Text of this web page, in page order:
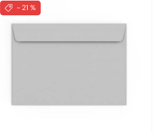
- 21 %